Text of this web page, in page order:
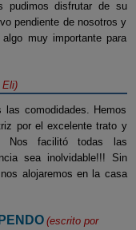
pudimos disfrutar de su
pendiente de nosotros y
muy importante para
Eli)
comodidades. Hemos
por el excelente trato y
Nos facilitó todas las
sea inolvidable!!! Sin
alojaremos en la casa
(escrito por